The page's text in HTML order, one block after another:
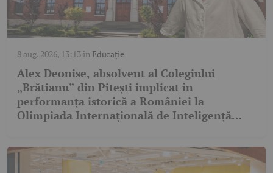
8 aug. 2026, 13:13în Educație
Alex Deonise, absolvent al Colegiului
„Brătianu” din Pitești implicat în
performanța istorică a României la
Olimpiada Internațională de Inteligență